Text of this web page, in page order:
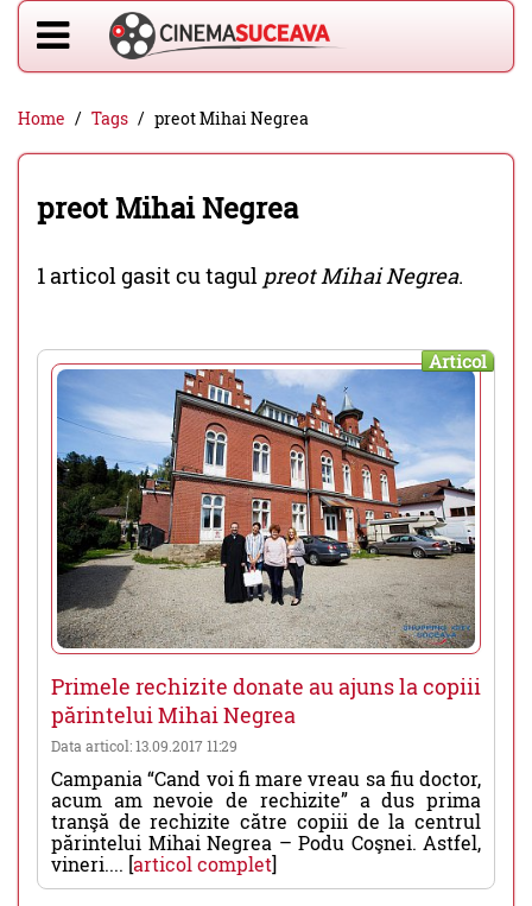
Home Tags preot Mihai Negrea
preot Mihai Negrea
1 articol gasit cu tagul preot Mihai Negrea.
Articol
Primele rechizite donate au ajuns la copiii
părintelui Mihai Negrea
Data articol: 13.09.2017 11:29
Campania “Cand voi fi mare vreau sa fiu doctor,
acum am nevoie de rechizite” a dus prima
tranşă de rechizite către copiii de la centrul
părintelui Mihai Negrea – Podu Coşnei. Astfel,
vineri.... [articol complet]